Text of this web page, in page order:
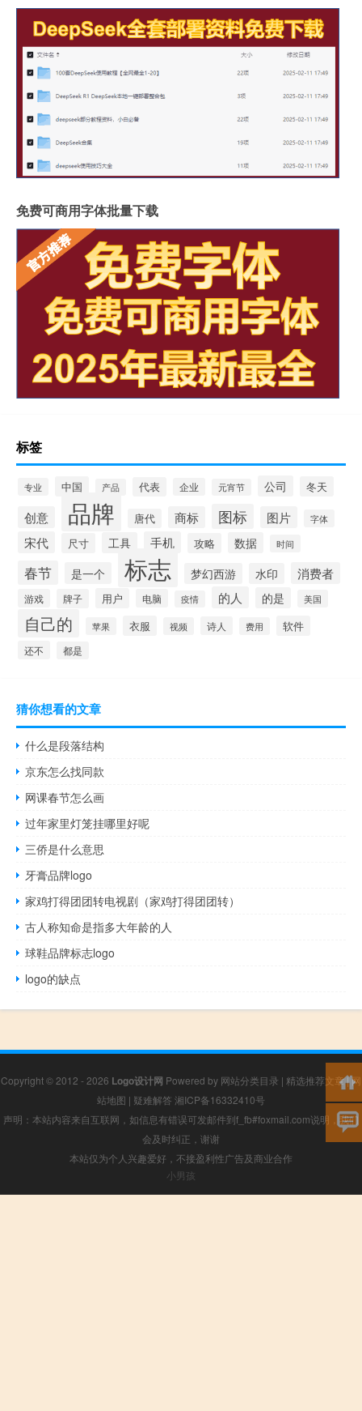
免费可商用字体批量下载
标签
专业 中国 产品 代表 企业 元宵节 公司 冬天
创意 品牌 唐代 商标 图标 图片 字体
宋代 尺寸 工具 手机 攻略 数据 时间
春节 是一个 标志 梦幻西游 水印 消费者
游戏 牌子 用户 电脑 疫情 的人 的是 美国
自己的 苹果 衣服 视频 诗人 费用 软件
还不 都是
猜你想看的文章
什么是段落结构
京东怎么找同款
网课春节怎么画
过年家里灯笼挂哪里好呢
三侨是什么意思
牙膏品牌logo
家鸡打得团团转电视剧（家鸡打得团团转）
古人称知命是指多大年龄的人
球鞋品牌标志logo
logo的缺点
Copyright © 2012 - 2026 Logo设计网 Powered by 网站分类目录 | 精选推荐文章|网
站地图 | 疑难解答 湘ICP备16332410号
声明：本站内容来自互联网，如信息有错误可发邮件到f_fb#foxmail.com说明，我们
会及时纠正，谢谢
本站仅为个人兴趣爱好，不接盈利性广告及商业合作
小男孩